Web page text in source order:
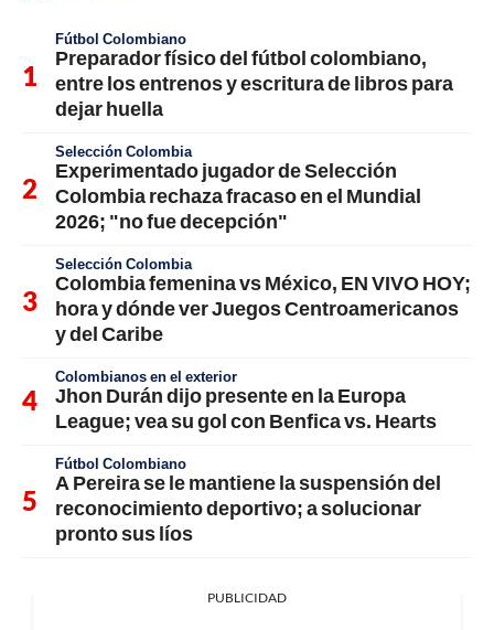
Fútbol Colombiano
Preparador físico del fútbol colombiano,
entre los entrenos y escritura de libros para
dejar huella
Selección Colombia
Experimentado jugador de Selección
Colombia rechaza fracaso en el Mundial
2026; "no fue decepción"
Selección Colombia
Colombia femenina vs México, EN VIVO HOY;
hora y dónde ver Juegos Centroamericanos
y del Caribe
Colombianos en el exterior
Jhon Durán dijo presente en la Europa
League; vea su gol con Benfica vs. Hearts
Fútbol Colombiano
A Pereira se le mantiene la suspensión del
reconocimiento deportivo; a solucionar
pronto sus líos
PUBLICIDAD